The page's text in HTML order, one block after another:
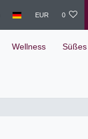
EUR 0
Wellness Süßes